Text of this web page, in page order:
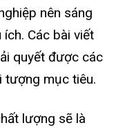
nên sáng
Các bài viết
quyết được các
tượng mục tiêu.
lượng sẽ là